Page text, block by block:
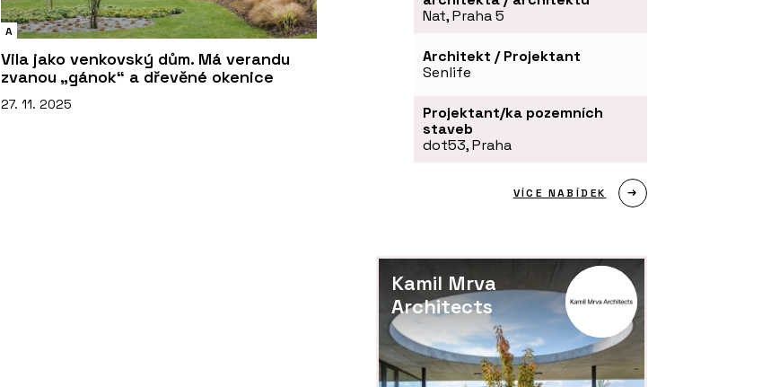
A
Vila jako venkovský dům. Má verandu
zvanou „gánok“ a dřevěné okenice
27. 11. 2025
Nat, Praha 5
Architekt / Projektant
Senlife
Projektant/ka pozemních
staveb
dot53, Praha
VÍCE NABÍDEK
Kamil Mrva
Architects